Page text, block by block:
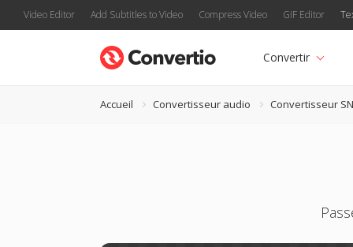
Video Editor Add Subtitles to Video Compress Video GIF Editor
Convertir
Accueil Convertisseur audio Convertisseur